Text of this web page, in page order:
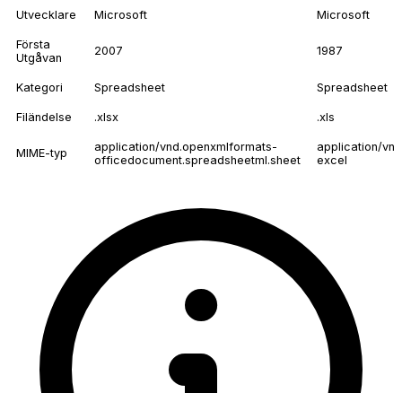
Utvecklare Microsoft Microsoft
Första
Utgåvan
2007 1987
Kategori Spreadsheet Spreadsheet
Filändelse .xlsx .xls
MIME-typ
application/vnd.openxmlformats-
officedocument.spreadsheetml.sheet
application/
excel